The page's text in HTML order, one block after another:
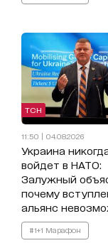
ТСН
11:50 | 04.08.2026
Украина
войдет в НАТО:
Залужный
почему
альянс
#1+1 Марафон